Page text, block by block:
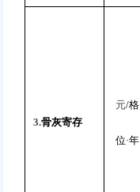
3.骨灰寄存
元/格
位·年